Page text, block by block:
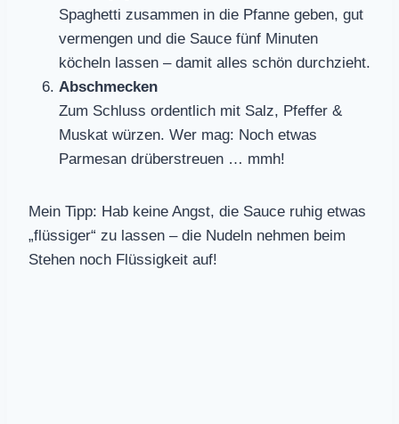
Spaghetti zusammen in die Pfanne geben, gut
vermengen und die Sauce fünf Minuten
köcheln lassen – damit alles schön durchzieht.
Abschmecken
Zum Schluss ordentlich mit Salz, Pfeffer &
Muskat würzen. Wer mag: Noch etwas
Parmesan drüberstreuen … mmh!
Mein Tipp: Hab keine Angst, die Sauce ruhig etwas
„flüssiger“ zu lassen – die Nudeln nehmen beim
Stehen noch Flüssigkeit auf!